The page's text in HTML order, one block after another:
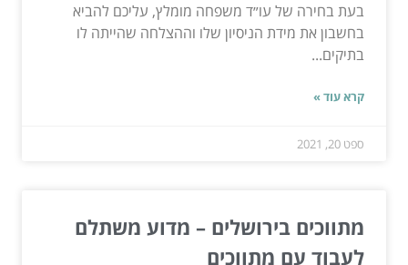
בעת בחירה של עו״ד משפחה מומלץ, עליכם להביא
בחשבון את מידת הניסיון שלו וההצלחה שהייתה לו
בתיקים...
קרא עוד »
ספט 20, 2021
מתווכים בירושלים – מדוע משתלם
לעבוד עם מתווכים